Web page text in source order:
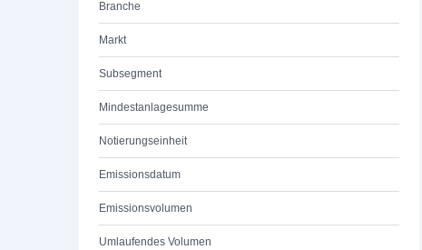
Branche
Markt
Subsegment
Mindestanlagesumme
Notierungseinheit
Emissionsdatum
Emissionsvolumen
Umlaufendes Volumen